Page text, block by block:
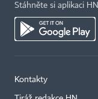
Stáhněte si aplikaci HN
Kontakty